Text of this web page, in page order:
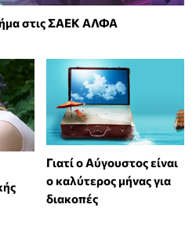
στις ΣΑΕΚ ΑΛΦΑ
Γιατί ο Αύγουστος είναι
ο καλύτερος μήνας για
διακοπές